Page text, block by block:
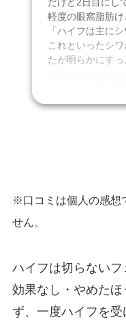
だけど2日目にし
軽度の眼窩脂肪
「ハイフは主に
これといったシ
たが明らかにすっ
品川美
施術名 医療ハイフ
※口コミは個人の感想
せん。
ハイフは切らない
効果なし・やめた
ず、一度ハイフを